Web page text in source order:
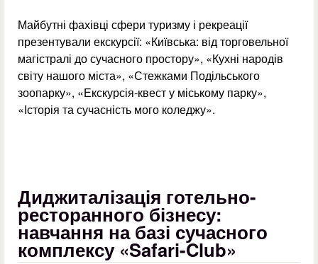
Майбутні фахівці сфери туризму і рекреації
презентували екскурсії: «Київська: від торговельної
магістралі до сучасного простору», «Кухні народів
світу нашого міста», «Стежками Подільського
зоопарку», «Екскурсія-квест у міському парку»,
«Історія та сучасність мого коледжу».
Диджиталізація готельно-
ресторанного бізнесу:
навчання на базі сучасного
комплексу «Safari-Club»